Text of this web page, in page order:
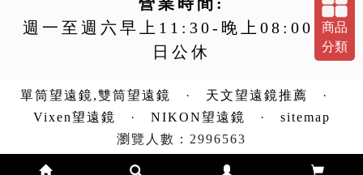
週一至週六早上11:30-晚上08:00 週
日公休
單筒望遠鏡,雙筒望遠鏡 · 天文望遠鏡推薦
·
Vixen望遠鏡 · NIKON望遠鏡 · sitemap
瀏覽人數：2996563
商品
分類